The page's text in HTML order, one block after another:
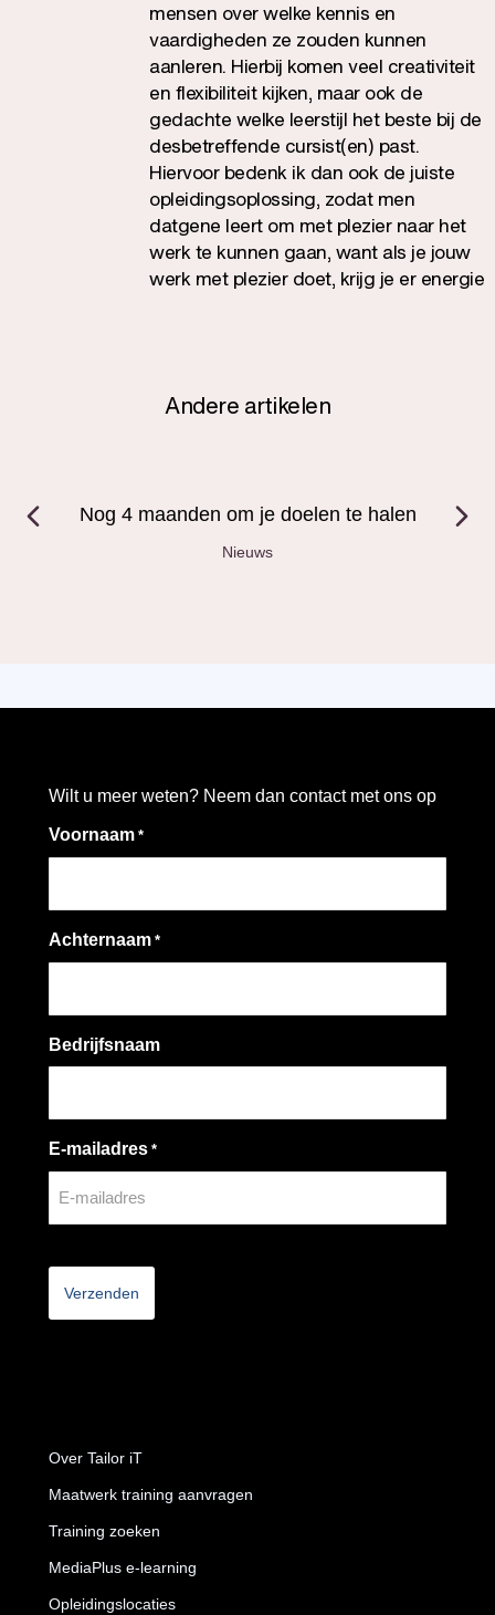
mensen over welke kennis en
vaardigheden ze zouden kunnen
aanleren. Hierbij komen veel creativiteit
en flexibiliteit kijken, maar ook de
gedachte welke leerstijl het beste bij de
desbetreffende cursist(en) past.
Hiervoor bedenk ik dan ook de juiste
opleidingsoplossing, zodat men
datgene leert om met plezier naar het
werk te kunnen gaan, want als je jouw
werk met plezier doet, krijg je er energie
Andere artikelen
Nog 4 maanden om je doelen te halen
Nieuws
Over Tailor iT
Maatwerk training aanvragen
Training zoeken
MediaPlus e-learning
Opleidingslocaties
Wilt u meer weten? Neem dan contact met ons op
Voornaam *
Achternaam *
Bedrijfsnaam
E-mailadres *